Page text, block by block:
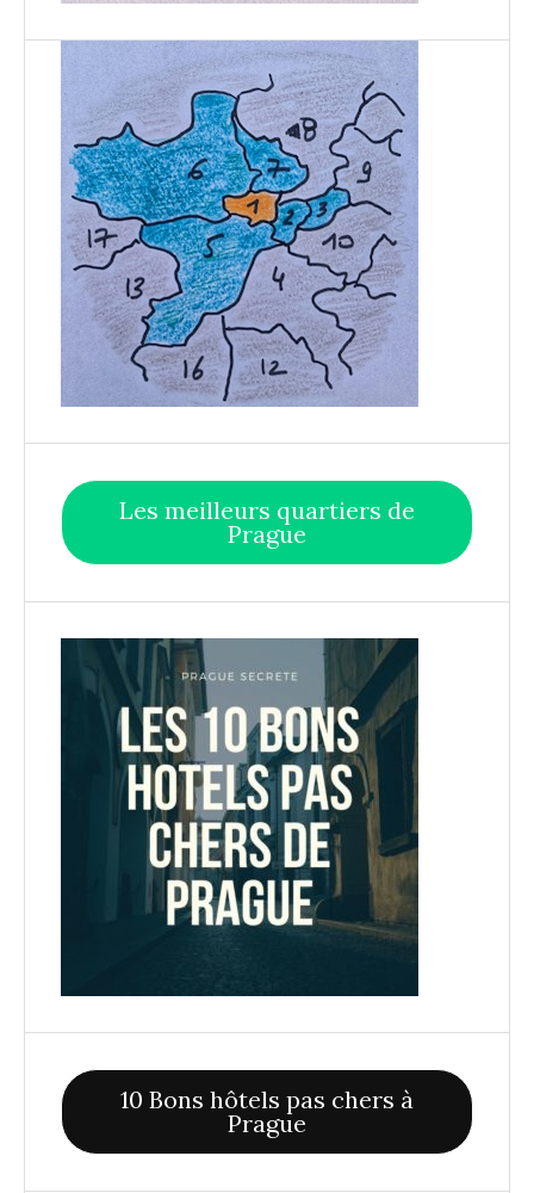
Les meilleurs quartiers de
Prague
10 Bons hôtels pas chers à
Prague